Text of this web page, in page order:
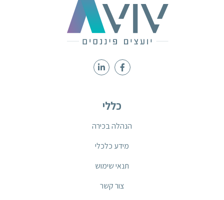
כללי
הנהלה בכירה
מידע כלכלי
תנאי שימוש
צור קשר